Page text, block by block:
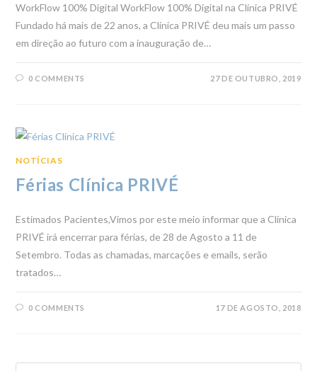
WorkFlow 100% Digital WorkFlow 100% Digital na Clínica PRIVÉ
Fundado há mais de 22 anos, a Clínica PRIVÉ deu mais um passo
em direção ao futuro com a inauguração de…
0 COMMENTS 27 DE OUTUBRO, 2019
NOTÍCIAS
Férias Clínica PRIVÉ
Estimados Pacientes,Vimos por este meio informar que a Clínica
PRIVÉ irá encerrar para férias, de 28 de Agosto a 11 de
Setembro. Todas as chamadas, marcações e emails, serão
tratados…
0 COMMENTS 17 DE AGOSTO, 2018